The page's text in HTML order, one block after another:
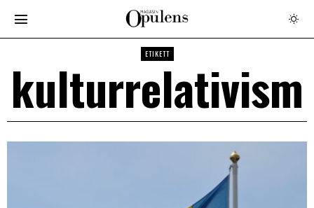
ETIKETT
kulturrelativism